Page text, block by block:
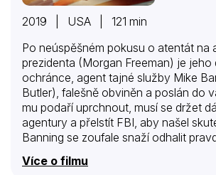
2019 | USA | 121 min
Po neúspěšném pokusu o atentát na
prezidenta (Morgan Freeman) je
ochránce, agent tajné služby Mike
Butler), falešně obviněn a poslán do
mu podaří uprchnout, musí se držet
agentury a přelstít FBI, aby našel
Banning se zoufale snaží odhalit
ty nejméně pravděpodobné
pomocí očistil své jméno, ochránil
Více o filmu